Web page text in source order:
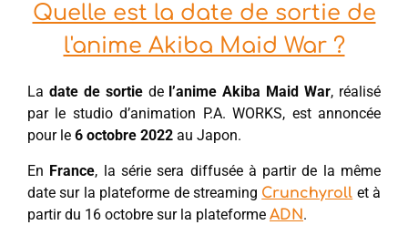
Quelle est la date de sortie de
l'anime Akiba Maid War ?
La date de sortiede l’anime Akiba Maid War, réalisé
par le studio d’animation P.A. WORKS, est annoncée
pour le 6 octobre 2022 au Japon.
En France, la série sera diffusée à partir de la même
date sur la plateforme de streaming Crunchyroll et à
partir du 16 octobre sur la plateforme ADN.